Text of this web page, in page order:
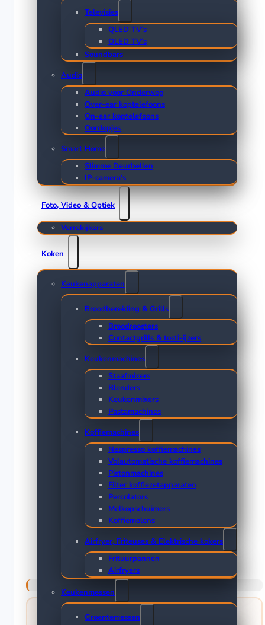
Televisies
QLED TV’s
OLED TV’s
Soundbars
Audio
Audio voor Onderweg
Over-ear koptelefoons
On-ear koptelefoons
Oordopjes
Smart Home
Slimme Deurbellen
IP-camera’s
Foto, Video & Optiek
Verrekijkers
Koken
Keukenapparaten
Broodbereiding & Grills
Broodroosters
Contactgrills & tosti-ijzers
Keukenmachines
Staafmixers
Blenders
Keukenmixers
Pastamachines
Koffiemachines
Nespresso koffiemachines
Volautomatische koffiemachines
Pistonmachines
Filter koffiezetapparaten
Percolators
Melkopschuimers
Koffiemolens
Airfryer, Friteuses & Elektrische kokers
Frituurpannen
Airfryers
Keukenmessen
Groentemessen